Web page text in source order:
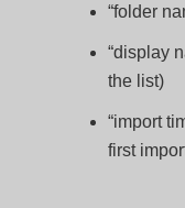
“folder
“display
the list)
“import
first